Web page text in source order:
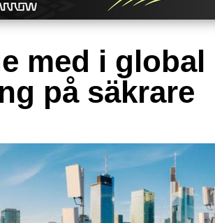
med i global
på säkrare